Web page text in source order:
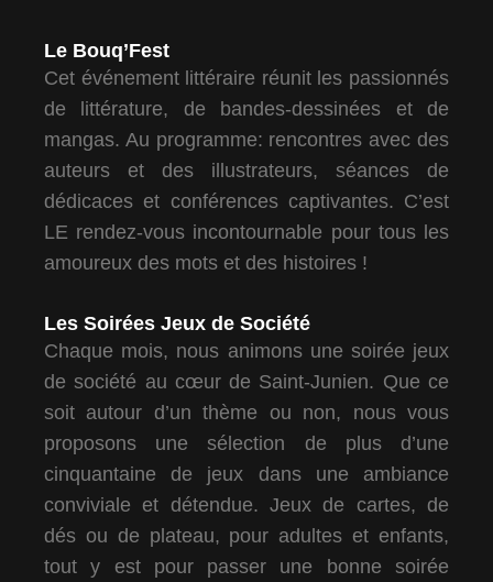
Le Bouq’Fest
Cet événement littéraire réunit les passionnés
de littérature, de bandes-dessinées et de
mangas. Au programme: rencontres avec des
auteurs et des illustrateurs, séances de
dédicaces et conférences captivantes. C’est
LE rendez-vous incontournable pour tous les
amoureux des mots et des histoires !
Les Soirées Jeux de Société
Chaque mois, nous animons une soirée jeux
de société au cœur de Saint-Junien. Que ce
soit autour d’un thème ou non, nous vous
proposons une sélection de plus d’une
cinquantaine de jeux dans une ambiance
conviviale et détendue. Jeux de cartes, de
dés ou de plateau, pour adultes et enfants,
tout y est pour passer une bonne soirée